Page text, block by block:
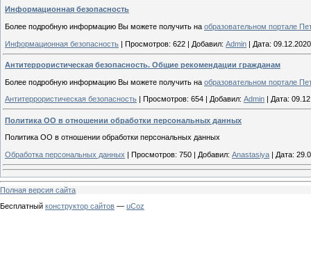
Информационная безопасность
Более подробную информацию Вы можете получить на образовательном портале
Информационная безопасность | Просмотров: 622 | Добавил: Admin | Дата: 09.12.2020
Антитеррористическая безопасность. Общие рекомендации гражданам
Более подробную информацию Вы можете получить на образовательном портале
Антитеррористическая безопасность Просмотров: 654 Добавил: Admin Дата:
Политика ОО в отношении обработки персональных данных
Политика ОО в отношении обработки персональных данных
Обработка персональных данных | Просмотров: 750 | Добавил: Anastasiya | Дата:
Полная версия сайта
Бесплатный конструктор сайтов — uCoz